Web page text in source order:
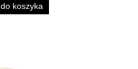
do koszyka